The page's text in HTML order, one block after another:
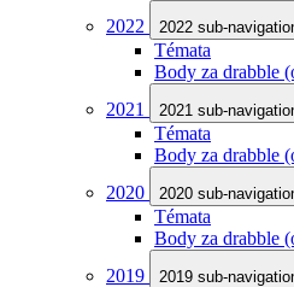
2022
2022 sub-
Témata
Body za drabble
2021
2021 sub-
Témata
Body za drabble
2020
2020 sub-
Témata
Body za drabble
2019
2019 sub-